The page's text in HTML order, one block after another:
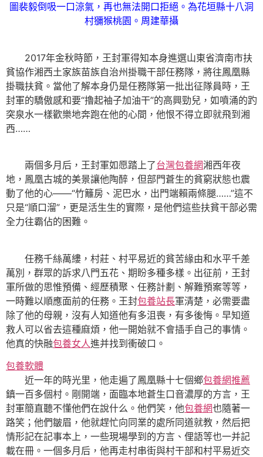
圖裴毅倒吸一口涼氣，再也無法開口拒絕。為花垣縣十八洞
村獼猴桃園。周建華攝
2017年金秋時節，王封軍得知本身進選山東省濟南市扶
貧協作湘西土家族苗族自治州掛職干部任務隊，將往鳳凰縣
掛職扶貧。當他了解本身仍是任務隊第一批出征隊員時，王
封軍的驕傲感和要“擼起袖子加油干”的高興勁兒，如噴涌的趵
突泉水一樣歡樂地奔跑在他的心間，他恨不得立即就飛到湘
西……
兩個多月后，王封軍如愿踏上了台灣包養網湘西年夜
地，鳳凰古城的美景讓他陶醉，但部門蒼生的貧窮狀態也震
動了他的心——“竹籬房、泥巴水，出門端賴兩條腿……”這不
只是“順口溜”，更是活生生的實際，是他們這些扶貧干部必需
全力往霸佔的困難。
任務千絲萬縷，村莊、村平易近的貧苦緣由和水平千差
萬別，群眾的訴求八門五花、期盼多種多樣。出征前，王封
軍所做的思惟預備、經歷積聚、任務計劃、解難預案等等，
一時難以順應面前的任務。王封包養站長軍清楚，必需要盡
除了他的母親，沒有人知道他有多沮喪，有多後悔。早知道
救人可以省去這種麻煩，他一開始就不會插手自己的事情。
他真的快融包養女人進并找到衝破口。
包養軟體
近一年的時光里，他走遍了鳳凰縣十七個鄉包養網推薦
鎮一百多個村。剛開端，面臨本地蒼生口音濃厚的方言，王
封軍簡直聽不懂他們在說什么。他們笑，他包養網也隨著一
路笑；他們皺眉，他就趕忙向同業的處所同道就教，然后把
情形記在記事本上，一些現場學到的方言、俚語等也一并記
載在冊。一個多月后，他再走村串街與村干部和村平易近交